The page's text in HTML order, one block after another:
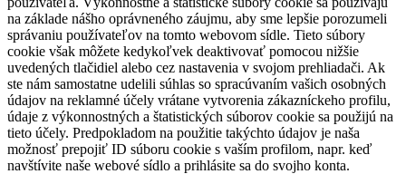
na základe nášho oprávneného záujmu, aby sme lepšie porozumeli
správaniu používateľov na tomto webovom sídle. Tieto súbory
cookie však môžete kedykoľvek deaktivovať pomocou nižšie
uvedených tlačidiel alebo cez nastavenia v svojom prehliadači. Ak
ste nám samostatne udelili súhlas so spracúvaním vašich osobných
údajov na reklamné účely vrátane vytvorenia zákazníckeho profilu,
údaje z výkonnostných a štatistických súborov cookie sa použijú na
tieto účely. Predpokladom na použitie takýchto údajov je naša
možnosť prepojiť ID súboru cookie s vaším profilom, napr. keď
navštívite naše webové sídlo a prihlásite sa do svojho konta.